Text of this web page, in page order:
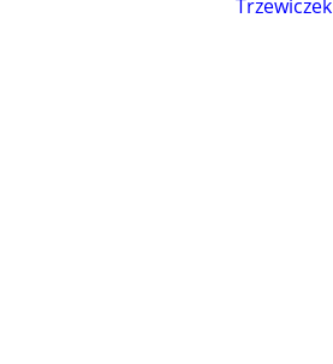
Trzewiczek